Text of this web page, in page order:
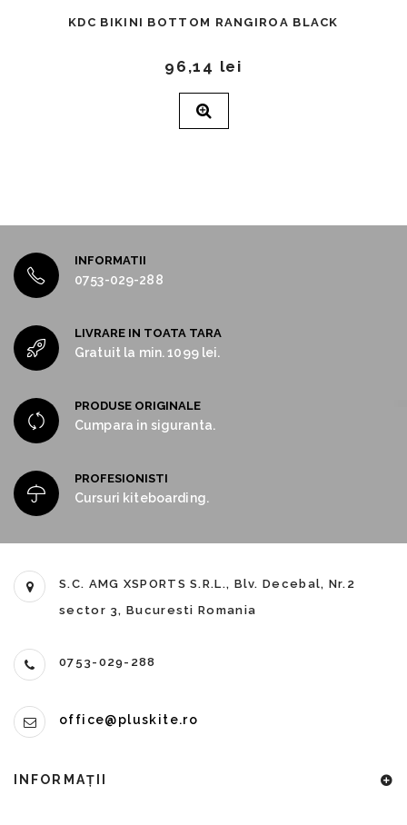
KDC BIKINI BOTTOM RANGIROA BLACK
96,14 lei
INFORMATII
0753-029-288
LIVRARE IN TOATA TARA
Gratuit la min. 1099 lei.
PRODUSE ORIGINALE
Cumpara in siguranta.
PROFESIONISTI
Cursuri kiteboarding.
S.C. AMG XSPORTS S.R.L., Blv. Decebal, Nr.2
sector 3, Bucuresti Romania
0753-029-288
office@pluskite.ro
INFORMAŢII